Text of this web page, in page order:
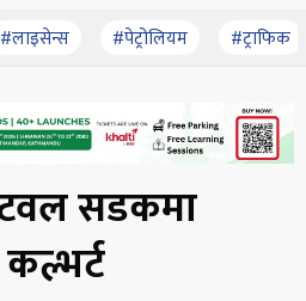
#लाइसेन्स #पेट्रोलियम #ट्राफिक
सडकमा